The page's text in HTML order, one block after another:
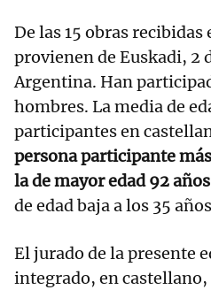
De las 15 obras recibidas
provienen de Euskadi, 2
Argentina. Han
hombres. La media de
participantes en
persona participante
la de mayor edad 92 años
de edad baja a los 35
El jurado de la presente
integrado, en castellano,